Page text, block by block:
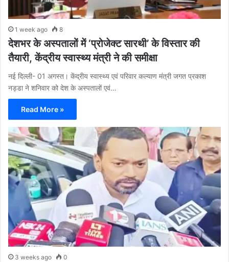
1 week ago 8
देशभर के अस्पतालों में ‘प्रोजेक्ट सारथी’ के विस्तार की
तैयारी, केंद्रीय स्वास्थ्य मंत्री ने की समीक्षा
नई दिल्ली- 01 अगस्त। केंद्रीय स्वास्थ्य एवं परिवार कल्याण मंत्री जगत प्रकाश
नड्डा ने शनिवार को देश के अस्पतालों एवं…
Read More »
3 weeks ago 0